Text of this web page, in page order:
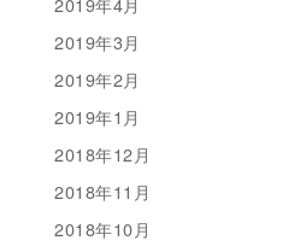
2019年3月
2019年2月
2019年1月
2018年12月
2018年11月
2018年10月